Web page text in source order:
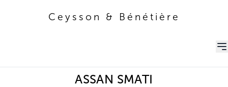
Ceysson & Bénétière
ASSAN SMATI